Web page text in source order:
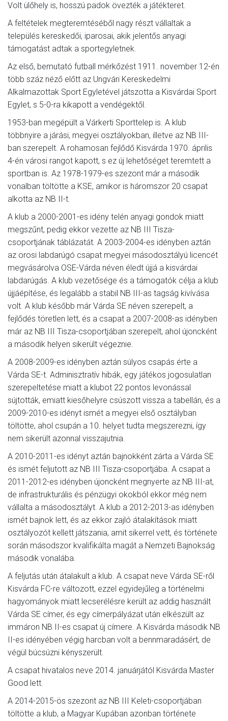
Volt ülőhely is, hosszú padok övezték a játékteret.
A feltételek megteremtéséből nagy részt vállaltak a
település kereskedői, iparosai, akik jelentős anyagi
támogatást adtak a sportegyletnek.
Az első, bemutató futball mérkőzést 1911. november 12-én
több száz néző előtt az Ungvári Kereskedelmi
Alkalmazottak Sport Egyletével játszotta a Kisvárdai Sport
Egylet, s 5-0-ra kikapott a vendégektől.
1953-ban megépült a Várkerti Sporttelep is. A klub
többnyire a járási, megyei osztályokban, illetve az NB III-
ban szerepelt. A rohamosan fejlődő Kisvárda 1970. április
4-én városi rangot kapott, s ez új lehetőséget teremtett a
sportban is. Az 1978-1979-es szezont már a második
vonalban töltötte a KSE, amikor is háromszor 20 csapat
alkotta az NB II-t.
A klub a 2000-2001-es idény telén anyagi gondok miatt
megszűnt, pedig ekkor vezette az NB III Tisza-
csoportjának táblázatát. A 2003-2004-es idényben aztán
az orosi labdarúgó csapat megyei másodosztályú licencét
megvásárolva OSE-Várda néven éledt újjá a kisvárdai
labdarúgás. A klub vezetősége és a támogatók célja a klub
újjáépítése, és legalább a stabil NB III-as tagság kivívása
volt. A klub később már Várda SE néven szerepelt, a
fejlődés töretlen lett, és a csapat a 2007-2008-as idényben
már az NB III Tisza-csoportjában szerepelt, ahol újoncként
a második helyen sikerült végeznie.
A 2008-2009-es idényben aztán súlyos csapás érte a
Várda SE-t. Adminisztratív hibák, egy játékos jogosulatlan
szerepeltetése miatt a klubot 22 pontos levonással
sújtották, emiatt kiesőhelyre csúszott vissza a tabellán, és a
2009-2010-es idényt ismét a megyei első osztályban
töltötte, ahol csupán a 10. helyet tudta megszerezni, így
nem sikerült azonnal visszajutnia.
A 2010-2011-es idényt aztán bajnokként zárta a Várda SE
és ismét feljutott az NB III Tisza-csoportjába. A csapat a
2011-2012-es idényben újoncként megnyerte az NB III-at,
de infrastrukturális és pénzügyi okokból ekkor még nem
vállalta a másodosztályt. A klub a 2012-2013-as idényben
ismét bajnok lett, és az ekkor zajló átalakítások miatt
osztályozót kellett játszania, amit sikerrel vett, és története
során másodszor kvalifikálta magát a Nemzeti Bajnokság
második vonalába.
A feljutás után átalakult a klub. A csapat neve Várda SE-ről
Kisvárda FC-re változott, ezzel egyidejűleg a történelmi
hagyományok miatt lecserélésre került az addig használt
Várda SE címer, és egy címerpályázat után elkészült az
immáron NB II-es csapat új címere. A Kisvárda második NB
II-es idényében végig harcban volt a bennmaradásért, de
végül búcsúzni kényszerült.
A csapat hivatalos neve 2014. januárjától Kisvárda Master
Good lett.
A 2014-2015-ös szezont az NB III Keleti-csoportjában
töltötte a klub, a Magyar Kupában azonban története